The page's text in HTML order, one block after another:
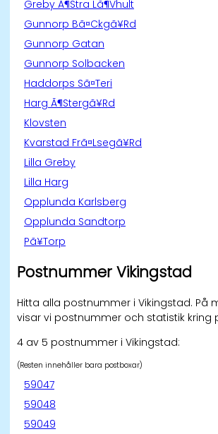
Greby Ã¶Stra Lã¶Vhult
Gunnorp Bã¤Ckgã¥Rd
Gunnorp Gatan
Gunnorp Solbacken
Haddorps Sã¤Teri
Harg Ã¶Stergã¥Rd
Klovsten
Kvarstad Frã¤Lsegã¥Rd
Lilla Greby
Lilla Harg
Opplunda Karlsberg
Opplunda Sandtorp
Pã¥Torp
Postnummer Vikingstad
Hitta alla postnummer i Vikingstad. På
visar vi postnummer och statistik kring
4 av 5 postnummer i Vikingstad:
(Resten innehåller bara postboxar)
59047
59048
59049